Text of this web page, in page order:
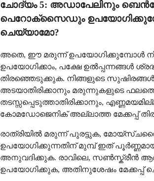
ചോദ്യം 5: അഡാപേലിനും
പെറോക്സൈഡും
ചെയ്യാമോ?
അതെ, ഈ മരുന്ന് ഉപയോഗിക്കുമ്പോൾ
ഉപയോഗിക്കാം, പക്ഷേ ഉൽപ്പന്നങ്ങൾ
തിരഞ്ഞെടുക്കുക. നിങ്ങളുടെ സുഷിരങ്ങൾ
അടയാതിരിക്കാനും മരുന്നുകളുടെ
തടസ്സപ്പെടുത്താതിരിക്കാനും,
കോമഡോജെനിക് അല്ലാത്ത മേക്കപ്പ്
രാത്രിയിൽ മരുന്ന് പുരട്ടുക,
ഉപയോഗിക്കുന്നതിന് മുമ്പ് ഇത്
അനുവദിക്കുക. രാവിലെ, സൺസ്ക്രീൻ
ഉപയോഗിക്കുക, അതിനുശേഷം മേക്കപ്പ്